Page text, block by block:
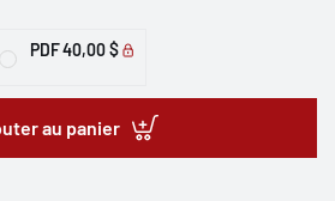
PDF40,00 $
au panier